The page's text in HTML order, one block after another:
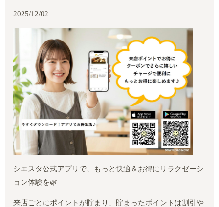
2025/12/02
シエスタ公式アプリで、もっと快適＆お得にリラクゼーシ
ョン体験を🌿
来店ごとにポイントが貯まり、貯まったポイントは割引や